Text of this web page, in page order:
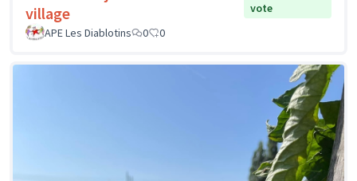
village
vote
APE Les Diablotins
0 0